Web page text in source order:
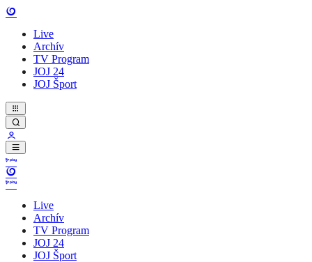
Live
Archív
TV Program
JOJ 24
JOJ Šport
Live
Archív
TV Program
JOJ 24
JOJ Šport